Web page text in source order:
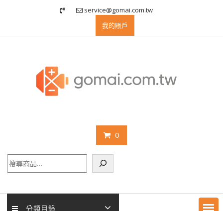
service@gomai.com.tw
我的賬戶
0
尋
分類目錄